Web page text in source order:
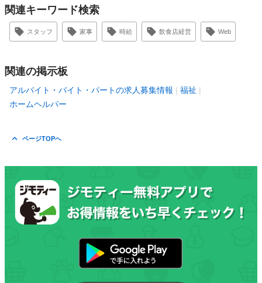
関連キーワード検索
スタッフ 家事 時給 飲食店経営 Web
関連の掲示板
アルバイト・バイト・パートの求人募集情報
福祉
ホームヘルパー
ページTOPへ